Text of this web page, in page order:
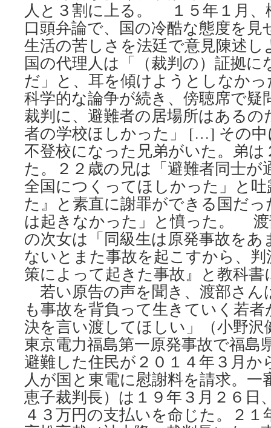
人と３割に上る。 １５年１月、
口頭弁論で、国の冷酷な態度を
生活の苦しさを法廷で意見陳述
国の代理人は「（裁判の）証拠
だ」と、耳を傾けようとしなか
科学的な論争が続き、傍聴席で疑
裁判に、避難者の居場所はある
者の学校ほしかった」 […] その
不登校になった兄弟がいた。弟は
た。２２歳の兄は「避難者同士が
全国につくってほしかった」と
た』と素直に謝罪ができる国だ
は起きなかった」と憤った。 渡
の次女は「同級生は原発事故を
ないとまた事故を起こすから、
策によって起きた事故』と教科
若い原告の声を聞き、渡部さん
も事故を背負って生きていく若
決を言い渡してほしい」（小
東京電力福島第一原発事故で福島
避難した住民が２０１４年３月か
人が国と東電に慰謝料を請求。一
恵子裁判長）は１９年３月２６日
４３万円の支払いを命じた。２１